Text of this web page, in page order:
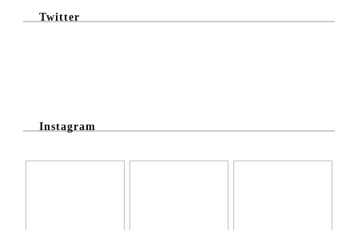
Twitter
Instagram